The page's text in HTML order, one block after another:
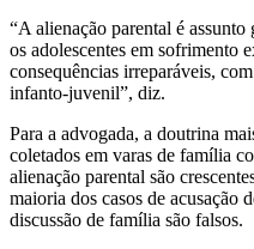
“A alienação parental é
os adolescentes em sofrimento
consequências irreparáveis,
infanto-juvenil”, diz.
Para a advogada, a doutrina
coletados em varas de família
alienação parental são
maioria dos casos de acusação
discussão de família são falsos.